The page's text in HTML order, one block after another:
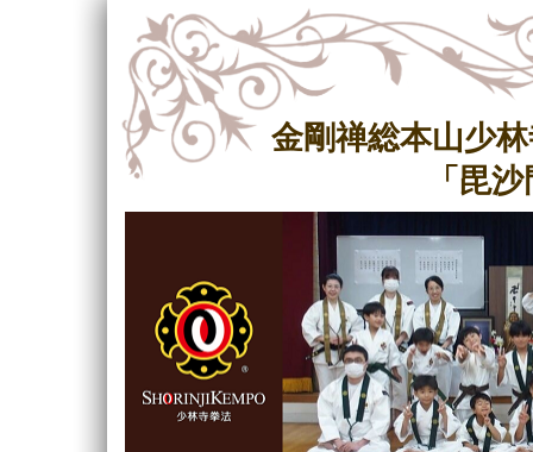
金剛禅総本山少
「毘